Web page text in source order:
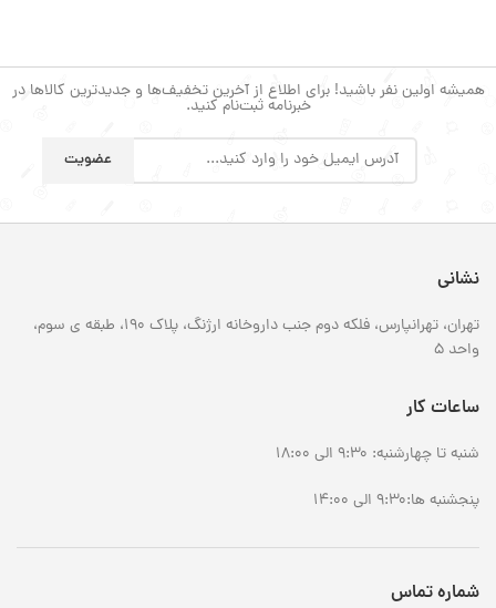
همیشه اولین نفر باشید! برای اطلاع از آخرین تخفیف‌ها و جدیدترین کالاها در
خبرنامه ثبت‌نام کنید.
نشانی
تهران، تهرانپارس، فلکه دوم جنب داروخانه ارژنگ، پلاک 190، طبقه ی سوم،
واحد 5
ساعات کار
شنبه تا چهارشنبه: 9:30 الی 18:00
پنجشنبه ها:9:30 الی 14:00
شماره تماس